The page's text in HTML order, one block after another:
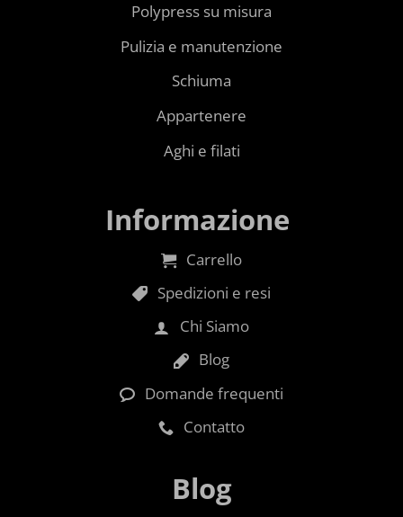
Polypress su misura
Pulizia e manutenzione
Schiuma
Appartenere
Aghi e filati
Informazione
Carrello
Spedizioni e resi
Chi Siamo
Blog
Domande frequenti
Contatto
Blog